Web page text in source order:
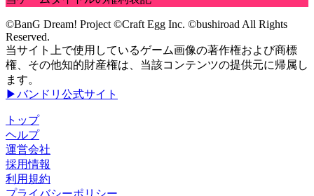
©BanG Dream! Project ©Craft Egg Inc. ©bushiroad All Rights
Reserved.
当サイト上で使用しているゲーム画像の著作権および商標
権、その他知的財産権は、当該コンテンツの提供元に帰属し
ます。
▶バンドリ公式サイト
トップ
ヘルプ
運営会社
採用情報
利用規約
プライバシーポリシー